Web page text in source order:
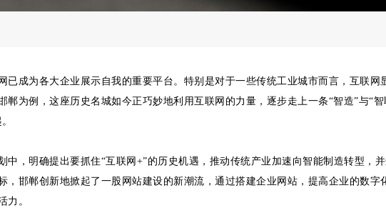
已成为各大企业展示自我的重要平台。特别是对于一些传统工业城市而言，互联网
郸为例，这座历史名城如今正巧妙地利用互联网的力量，逐步走上一条“智造”与“智
中，明确提出要抓住“互联网+”的历史机遇，推动传统产业加速向智能制造转型，
，邯郸创新地掀起了一股网站建设的新潮流，通过搭建企业网站，提高企业的数字
力。